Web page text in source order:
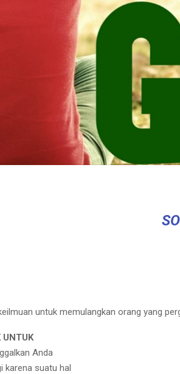
untuk memulangkan orang yang
UNTUK
Anda
karena suatu hal